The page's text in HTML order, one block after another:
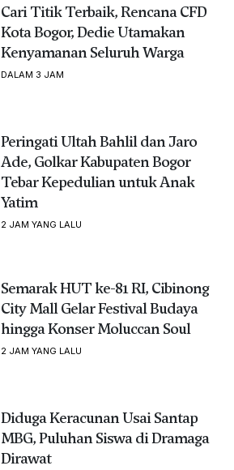
Cari Titik Terbaik, Rencana CFD
Kota Bogor, Dedie Utamakan
Kenyamanan Seluruh Warga
DALAM 3 JAM
Peringati Ultah Bahlil dan Jaro
Ade, Golkar Kabupaten Bogor
Tebar Kepedulian untuk Anak
Yatim
2 JAM YANG LALU
Semarak HUT ke-81 RI, Cibinong
City Mall Gelar Festival Budaya
hingga Konser Moluccan Soul
2 JAM YANG LALU
Diduga Keracunan Usai Santap
MBG, Puluhan Siswa di Dramaga
Dirawat